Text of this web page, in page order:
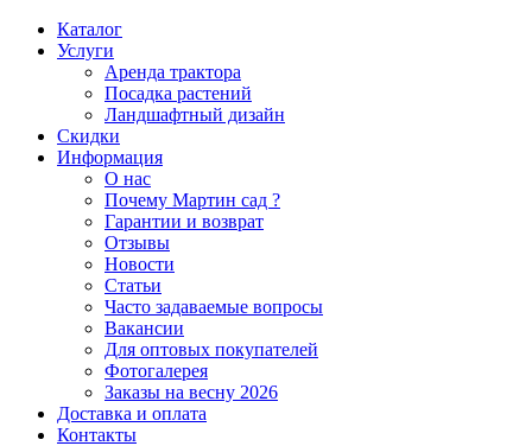
Каталог
Услуги
Аренда трактора
Посадка растений
Ландшафтный дизайн
Скидки
Информация
О нас
Почему Мартин сад ?
Гарантии и возврат
Отзывы
Новости
Статьи
Часто задаваемые вопросы
Вакансии
Для оптовых покупателей
Фотогалерея
Заказы на весну 2026
Доставка и оплата
Контакты